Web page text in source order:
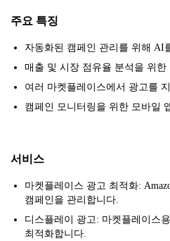
주요 특징
자동화된 캠페인 관리를 위해 AI
매출 및 시장 점유율 분석을 위한
여러 마켓플레이스에서 광고를
캠페인 모니터링을 위한 모바일
서비스
마켓플레이스 광고 최적화:
캠페인을 관리합니다.
디스플레이 광고: 마켓플레이스
최적화합니다.